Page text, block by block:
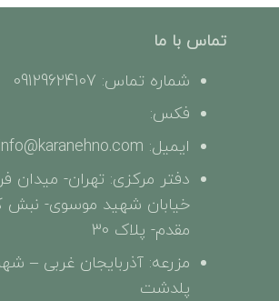
تماس با ما
شماره تماس: 09129624107
فکس:
ایمیل: info@karanehno.com
دفتر مرکزی: تهران- میدان
خیابان شهید موسوی- نبش
مقدم- پلاک 30
مزرعه: آذربایجان غربی –
پلدشت